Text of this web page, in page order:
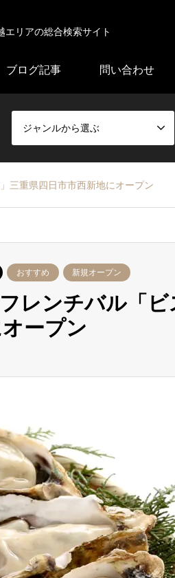
エリアの総合検索サイト
ブログ記事 問い合わせ
ジャンルから選ぶ
三重県四日市市西新地にオープン
おすすめ 新規オープン
レンチバル「ビ
ープン